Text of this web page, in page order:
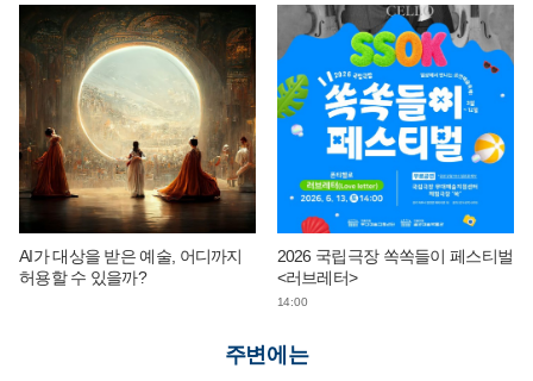
AI가 대상을 받은 예술, 어디까지
허용할 수 있을까?
2026 국립극장 쏙쏙들이 페스티벌
<러브레터>
14:00
주변에는